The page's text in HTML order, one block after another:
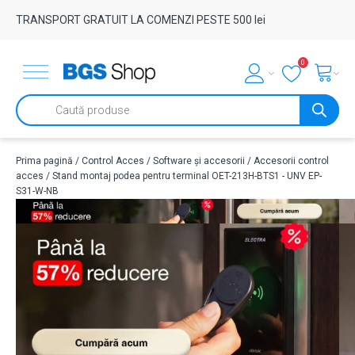
TRANSPORT GRATUIT LA COMENZI PESTE 500 lei
0
Products
search
Prima pagină / Control Acces / Software și accesorii / Accesorii control
acces / Stand montaj podea pentru terminal OET-213H-BTS1 - UNV EP-
S31-W-NB